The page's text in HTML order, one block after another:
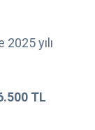
yılı
TL